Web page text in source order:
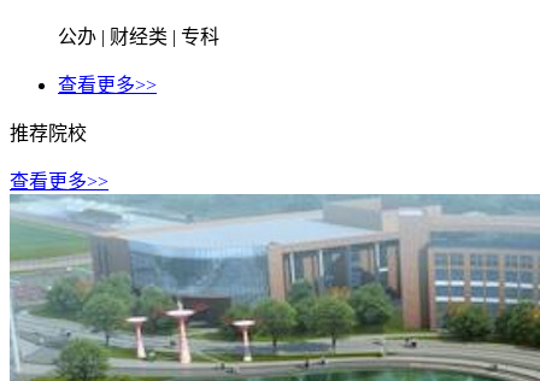
公办 | 财经类 | 专科
查看更多>>
推荐院校
查看更多>>